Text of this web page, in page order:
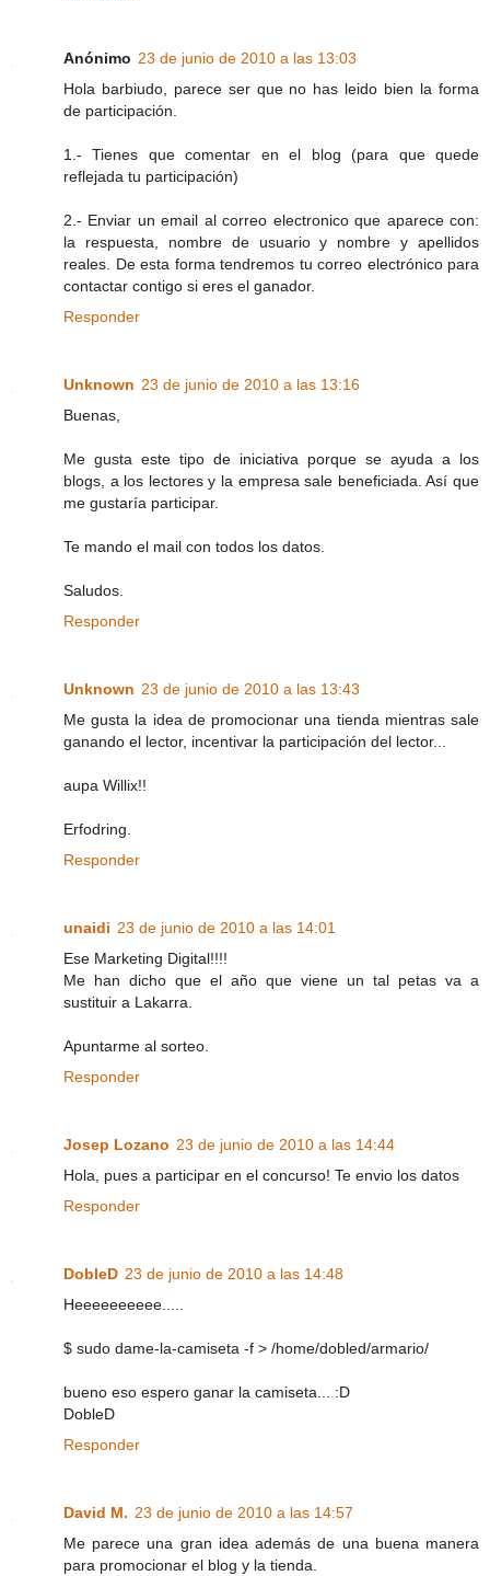
Anónimo 23 de junio de 2010 a las 13:03
Hola barbiudo, parece ser que no has leido bien la forma
de participación.
1.- Tienes que comentar en el blog (para que quede
reflejada tu participación)
2.- Enviar un email al correo electronico que aparece con:
la respuesta, nombre de usuario y nombre y apellidos
reales. De esta forma tendremos tu correo electrónico para
contactar contigo si eres el ganador.
Responder
Unknown 23 de junio de 2010 a las 13:16
Buenas,
Me gusta este tipo de iniciativa porque se ayuda a los
blogs, a los lectores y la empresa sale beneficiada. Así que
me gustaría participar.
Te mando el mail con todos los datos.
Saludos.
Responder
Unknown 23 de junio de 2010 a las 13:43
Me gusta la idea de promocionar una tienda mientras sale
ganando el lector, incentivar la participación del lector...
aupa Willix!!
Erfodring.
Responder
unaidi 23 de junio de 2010 a las 14:01
Ese Marketing Digital!!!!
Me han dicho que el año que viene un tal petas va a
sustituir a Lakarra.
Apuntarme al sorteo.
Responder
Josep Lozano 23 de junio de 2010 a las 14:44
Hola, pues a participar en el concurso! Te envio los datos
Responder
DobleD 23 de junio de 2010 a las 14:48
Heeeeeeeeee.....
$ sudo dame-la-camiseta -f > /home/dobled/armario/
bueno eso espero ganar la camiseta... :D
DobleD
Responder
David M. 23 de junio de 2010 a las 14:57
Me parece una gran idea además de una buena manera
para promocionar el blog y la tienda.